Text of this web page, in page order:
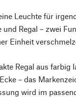
Leuchte für
und Regal – zwei
Einheit
Regal aus
– das
wird im